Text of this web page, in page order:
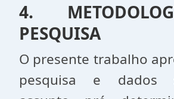
4.
PESQUISA
O presente trabalho
pesquisa e dados